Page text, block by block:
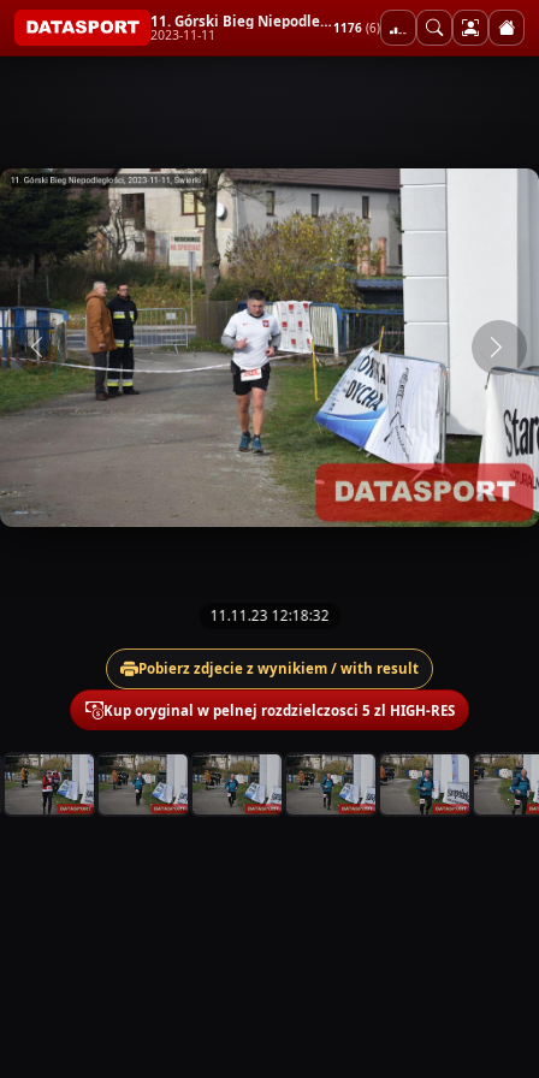
11. Górski Bieg Niepodległości
2023-11-11 1176 (6)
11.11.23 12:18:32
Pobierz zdjecie z wynikiem / with result
Kup oryginal w pelnej rozdzielczosci 5 zl HIGH-RES